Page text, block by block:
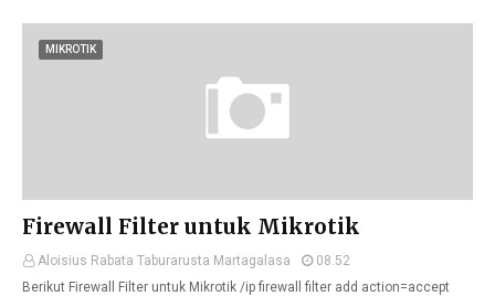
MIKROTIK
Firewall Filter untuk Mikrotik
Aloisius Rabata Taburarusta Martagalasa
08.52
Berikut Firewall Filter untuk Mikrotik /ip firewall filter add action=accept